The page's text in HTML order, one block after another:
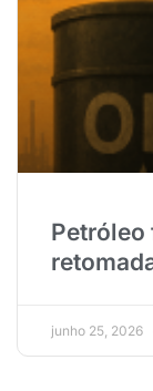
Petróleo
junho 25, 2026